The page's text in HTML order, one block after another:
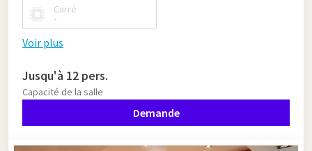
Carré
-
Voir plus
Jusqu'à 12 pers.
Capacité de la salle
Demande